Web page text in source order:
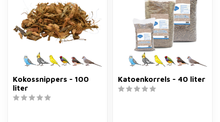
Kokossnippers - 100
liter
Katoenkorrels - 40 liter